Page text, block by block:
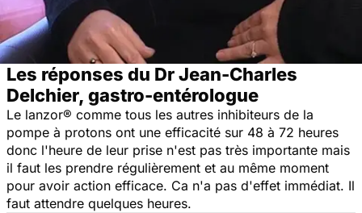
Les réponses du Dr Jean-Charles
Delchier, gastro-entérologue
Le lanzor® comme tous les autres inhibiteurs de la
pompe à protons ont une efficacité sur 48 à 72 heures
donc l'heure de leur prise n'est pas très importante mais
il faut les prendre régulièrement et au même moment
pour avoir action efficace. Ca n'a pas d'effet immédiat. Il
faut attendre quelques heures.